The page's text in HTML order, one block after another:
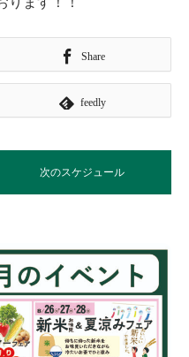
Share
feedly
次のスケジュール